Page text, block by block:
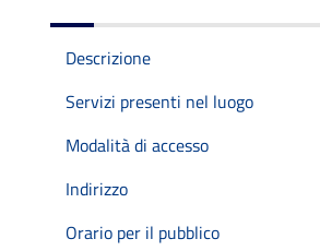
Descrizione
Servizi presenti nel luogo
Modalità di accesso
Indirizzo
Orario per il pubblico